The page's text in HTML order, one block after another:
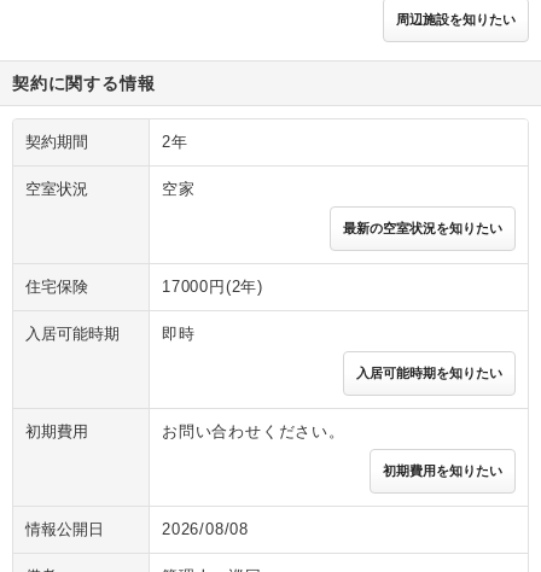
周辺施設を知りたい
契約に関する情報
契約期間 2年
空室状況 空家
最新の空室状況を知りたい
住宅保険 17000円(2年)
入居可能時期 即時
入居可能時期を知りたい
初期費用 お問い合わせください。
初期費用を知りたい
情報公開日 2026/08/08